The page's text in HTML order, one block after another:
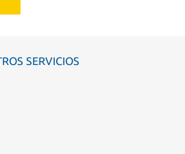
SERVICIOS